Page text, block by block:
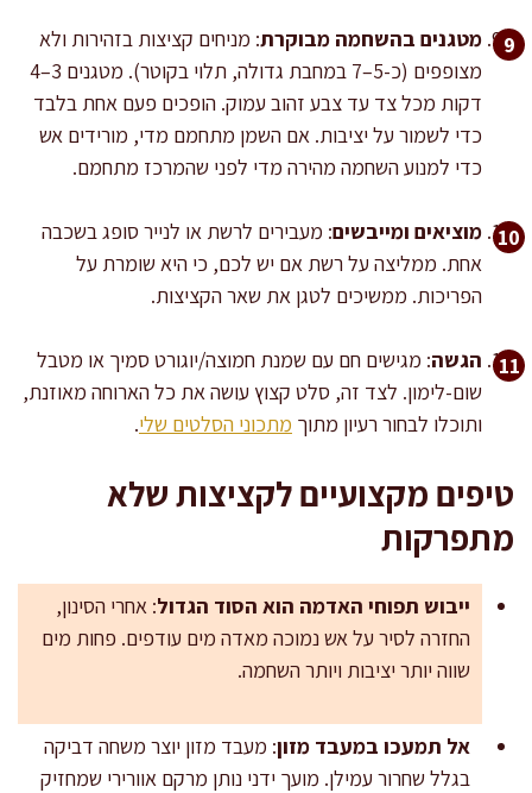
מטגנים בהשחמה מבוקרת: מניחים קציצות בזהירות ולא
מצופפים (כ-5–7 במחבת גדולה, תלוי בקוטר). מטגנים 3–4
דקות מכל צד עד צבע זהוב עמוק. הופכים פעם אחת בלבד
כדי לשמור על יציבות. אם השמן מתחמם מדי, מורידים אש
כדי למנוע השחמה מהירה מדי לפני שהמרכז מתחמם.
מוציאים ומייבשים: מעבירים לרשת או לנייר סופג בשכבה
אחת. ממליצה על רשת אם יש לכם, כי היא שומרת על
הפריכות. ממשיכים לטגן את שאר הקציצות.
הגשה: מגישים חם עם שמנת חמוצה/יוגורט סמיך או מטבל
שום-לימון. לצד זה, סלט קצוץ עושה את כל הארוחה מאוזנת,
ותוכלו לבחור רעיון מתוך מתכוני הסלטים שלי.
טיפים מקצועיים לקציצות שלא
מתפרקות
ייבוש תפוחי האדמה הוא הסוד הגדול: אחרי הסינון,
החזרה לסיר על אש נמוכה מאדה מים עודפים. פחות מים
שווה יותר יציבות ויותר השחמה.
אל תמעכו במעבד מזון: מעבד מזון יוצר משחה דביקה
בגלל שחרור עמילן. מועך ידני נותן מרקם אוורירי שמחזיק